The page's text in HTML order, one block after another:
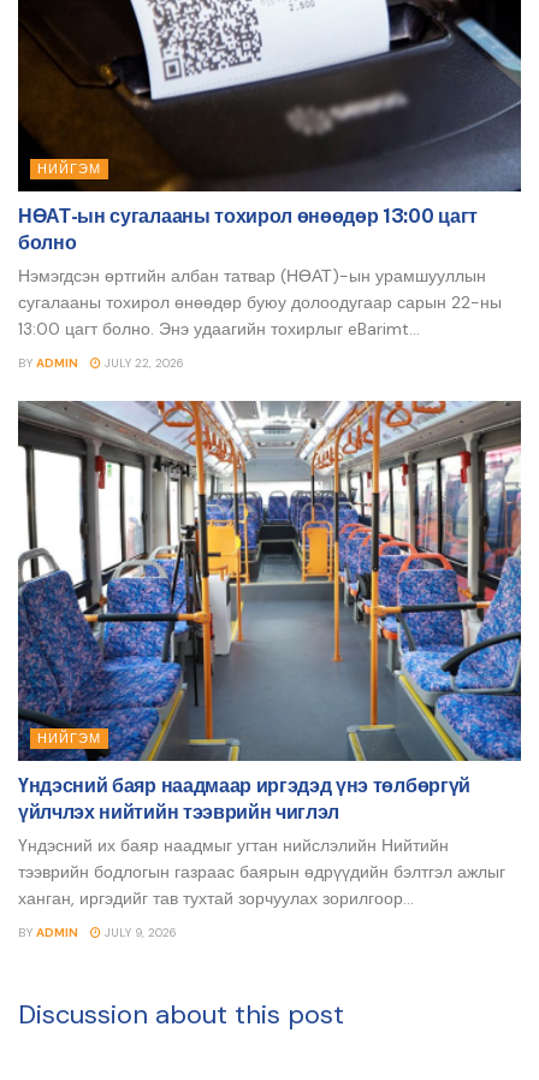
НИЙГЭМ
НӨАТ-ын сугалааны тохирол өнөөдөр 13:00 цагт
болно
Нэмэгдсэн өртгийн албан татвар (НӨАТ)-ын урамшууллын
сугалааны тохирол өнөөдөр буюу долоодугаар сарын 22-ны
13:00 цагт болно. Энэ удаагийн тохирлыг eBarimt...
BY ADMIN JULY 22, 2026
НИЙГЭМ
Үндэсний баяр наадмаар иргэдэд үнэ төлбөргүй
үйлчлэх нийтийн тээврийн чиглэл
Үндэсний их баяр наадмыг угтан нийслэлийн Нийтийн
тээврийн бодлогын газраас баярын өдрүүдийн бэлтгэл ажлыг
ханган, иргэдийг тав тухтай зорчуулах зорилгоор...
BY ADMIN JULY 9, 2026
Discussion about this post